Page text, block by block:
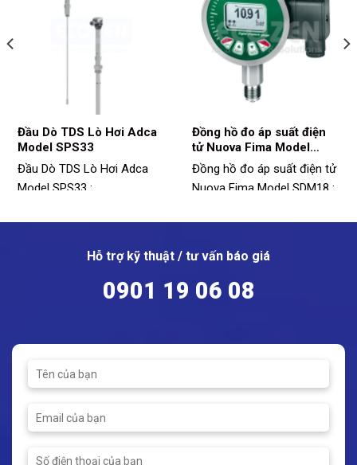
Đầu Dò TDS Lò Hơi Adca
Model SPS33
Đầu Dò TDS Lò Hơi Adca
Model SPS33 :
Đồng hồ đo áp suất điện
tử Nuova Fima Model
SDM18
Đồng hồ đo áp suất điện tử
Nuova Fima Model SDM18 :
Phạm vi đo: -1 ~ 1600bar
80ºC
Hỗ trợ kỹ thuật / tư vấn báo giá
0901 19 06 08